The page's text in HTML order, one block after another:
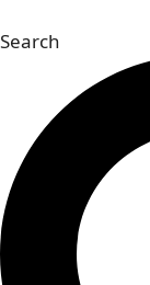
Search